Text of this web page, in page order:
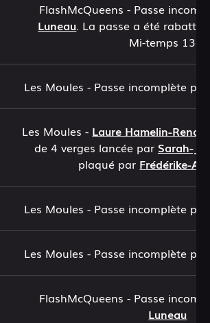
FlashMcQueens - Passe
Luneau. La passe a été rabattu
Mi-temps 13-0
Les Moules - Passe incomplète
Les Moules - Laure Hamelin-
de 4 verges lancée par Sarah-
plaqué par Frédérike-
Les Moules - Passe incomplète
Les Moules - Passe incomplète
FlashMcQueens - Passe
Luneau